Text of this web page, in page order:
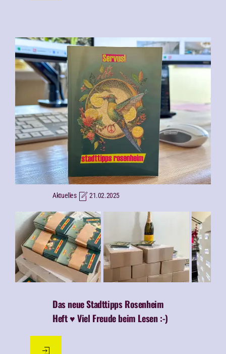
Aktuelles 21.02.2025
Das neue Stadttipps Rosenheim
Heft ♥ Viel Freude beim Lesen :-)